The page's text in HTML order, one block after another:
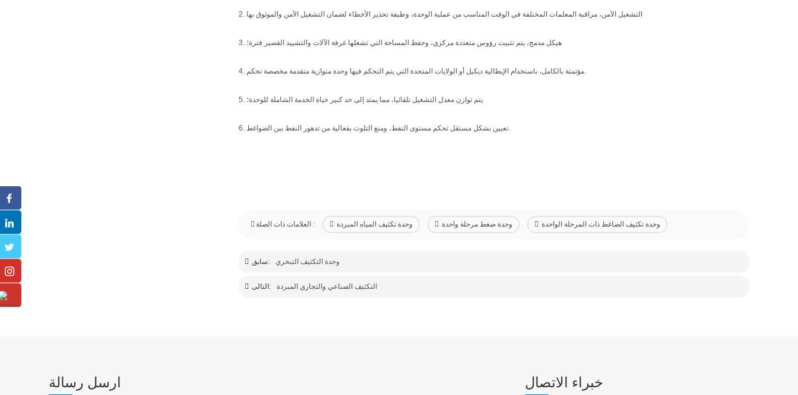
2. التشغيل الآمن، مراقبة المعلمات المختلفة في الوقت المناسب من عملية الوحدة، وظيفة تحذير الأخطاء لضمان التشغيل الآمن والموثوق بها
3. هيكل مدمج، يتم تثبيت رؤوس متعددة مركزي، وحفظ المساحة التي تشغلها غرفة الآلات والتشييد القصير فترة؛
4. مؤتمتة بالكامل، باستخدام الإيطالية ديكيل أو الولايات المتحدة التي يتم التحكم فيها وحدة متوازية متقدمة مخصصة تحكم.
5. يتم توازن معدل التشغيل تلقائيا، مما يمتد إلى حد كبير حياة الخدمة الشاملة للوحدة؛
6. تعيين بشكل مستقل تحكم مستوى النفط، ومنع التلوث بفعالية من تدهور النفط بين الضواغط.
العلامات ذات الصلة : وحدة تكثيف المياه المبردة وحدة ضغط مرحلة واحدة وحدة تكثيف الضاغط ذات المرحلة الواحدة
سابق: وحدة التكثيف التبخري
التالى: التكثيف الصناعي والتجاري المبردة
ارسل رسالة خبراء الاتصال